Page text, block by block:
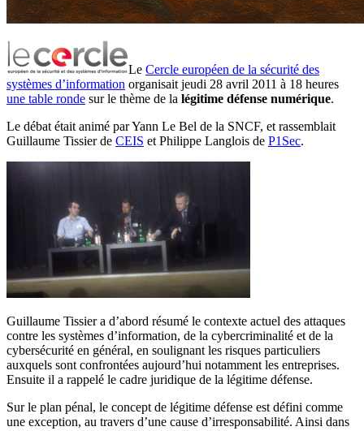
Le Cercle européen de la sécurité des
systèmes d’information organisait jeudi 28 avril 2011 à 18 heures
une table ronde sur le thème de la légitime défense numérique.
Le débat était animé par Yann Le Bel de la SNCF, et rassemblait
Guillaume Tissier de CEIS et Philippe Langlois de P1Sec.
Guillaume Tissier a d’abord résumé le contexte actuel des attaques
contre les systèmes d’information, de la cybercriminalité et de la
cybersécurité en général, en soulignant les risques particuliers
auxquels sont confrontées aujourd’hui notamment les entreprises.
Ensuite il a rappelé le cadre juridique de la légitime défense.
Sur le plan pénal, le concept de légitime défense est défini comme
une exception, au travers d’une cause d’irresponsabilité. Ainsi dans